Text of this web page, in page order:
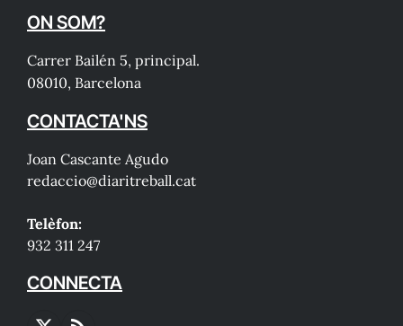
ON SOM?
Carrer Bailén 5, principal.
08010, Barcelona
CONTACTA'NS
Joan Cascante Agudo
redaccio@diaritreball.cat
Telèfon:
932 311 247
CONNECTA